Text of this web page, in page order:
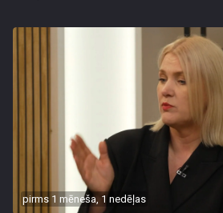
pirms 1 mēneša, 1 nedēļas